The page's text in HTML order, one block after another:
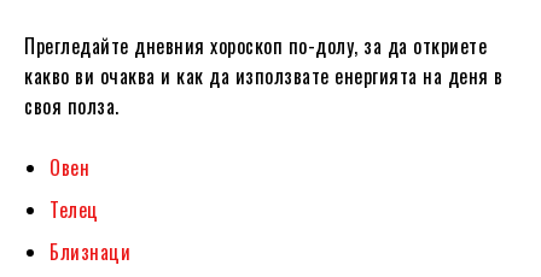
Прегледайте дневния хороскоп по-долу, за да откриете
какво ви очаква и как да използвате енергията на деня в
своя полза.
Овен
Телец
Близнаци